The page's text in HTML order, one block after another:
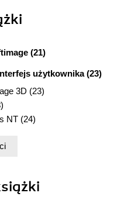
(21)
użytkownika (23)
3D (23)
NT (24)